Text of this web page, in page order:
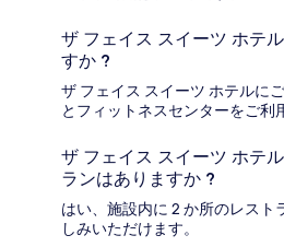
ザ フェイス スイーツ ホテ
すか ?
ザ フェイス スイーツ ホテルに
とフィットネスセンターをご利
ザ フェイス スイーツ ホテ
ランはありますか ?
はい、施設内に 2 か所のレス
しみいただけます。